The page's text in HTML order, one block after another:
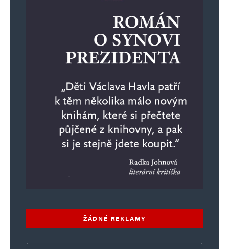
ŽÁDNÉ REKLAMY